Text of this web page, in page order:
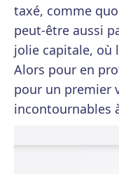
taxé, comme
peut-être aussi
jolie capitale, où
Alors pour en
pour un premier
incontournables